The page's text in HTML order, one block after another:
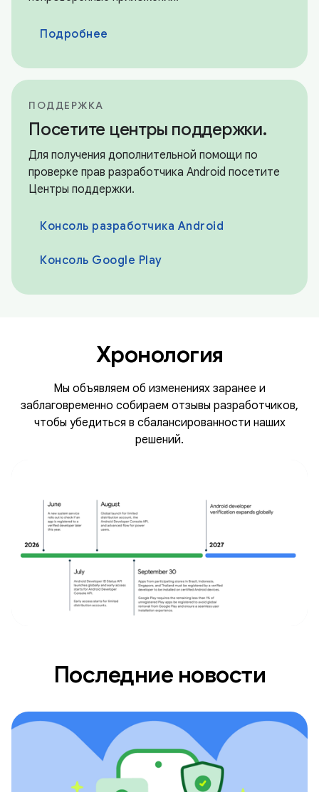
Подробнее
ПОДДЕРЖКА
Посетите центры поддержки.
Для получения дополнительной помощи по
проверке прав разработчика Android посетите
Центры поддержки.
Консоль разработчика Android
Консоль Google Play
Хронология
Мы объявляем об изменениях заранее и
заблаговременно собираем отзывы разработчиков,
чтобы убедиться в сбалансированности наших
решений.
Последние новости